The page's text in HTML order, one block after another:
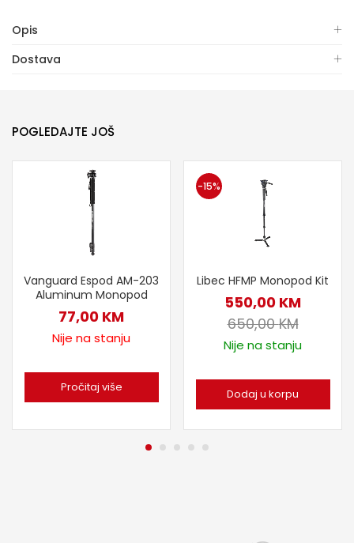
Opis
Dostava
POGLEDAJTE JOŠ
Vanguard Espod AM-203
Aluminum Monopod
77,00 KM
Nije na stanju
Pročitaj više
-15%
Libec HFMP Monopod Kit
550,00 KM
650,00KM
Nije na stanju
Dodaj u korpu